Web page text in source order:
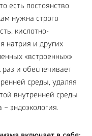
есть постоянство
нужна строго
кислотно-
натрия и других
«встроенных»
и обеспечивает
среды, удаляя
внутренней среды
эндоэкология.